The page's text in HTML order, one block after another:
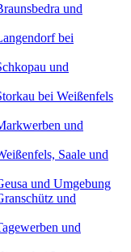
und
bei
und
bei Weißenfels
und
Saale und
und Umgebung
und
und